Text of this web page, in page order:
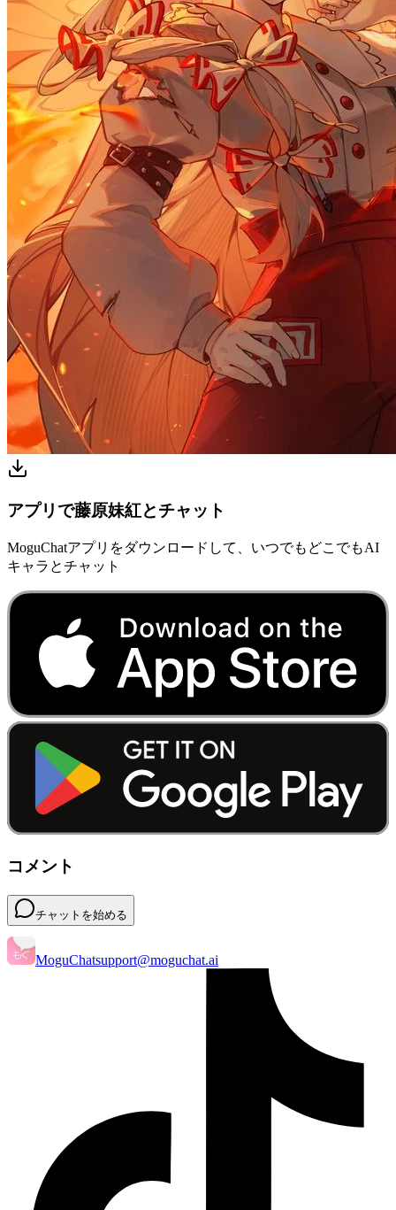
アプリで藤原妹紅とチャット
MoguChatアプリをダウンロードして、いつでもどこでもAI
キャラとチャット
コメント
チャットを始める
MoguChatsupport@moguchat.ai